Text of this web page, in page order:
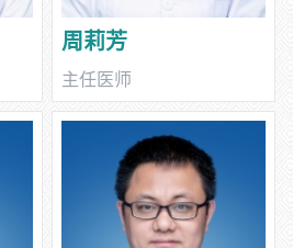
周莉芳
主任医师